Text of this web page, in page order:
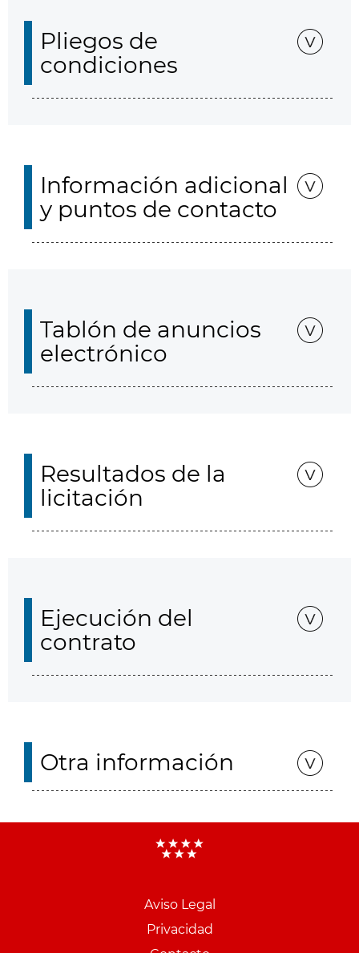
Pliegos de
condiciones
Información adicional
y puntos de contacto
Tablón de anuncios
electrónico
Resultados de la
licitación
Ejecución del
contrato
Otra información
Aviso Legal
Privacidad